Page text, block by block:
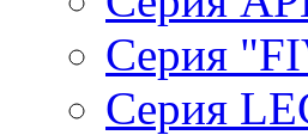
Серия
Серия